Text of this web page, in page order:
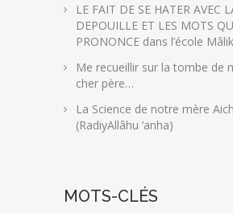
LE FAIT DE SE HATER AVEC
DEPOUILLE ET LES MOTS
PRONONCE dans l’école
Me recueillir sur la tombe de
cher père…
La Science de notre mère
(RadiyAllâhu ‘anha)
MOTS-CLÉS